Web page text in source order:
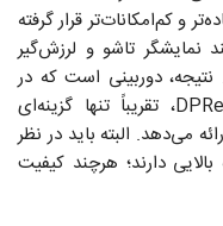
و کم‌امکانات‌تر قرار گرفته
نمایشگر تاشو و لرزش‌گیر
دوربینی است که در
محدوده قیمتی راهنماهای خرید DPReview، تقریباً تنها گزینه‌ای
می‌دهد. البته باید در نظر
دارند؛ هرچند کیفیت